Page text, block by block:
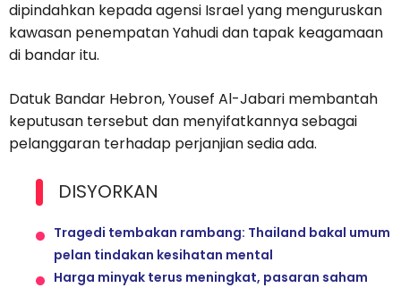
dipindahkan kepada agensi Israel yang menguruskan
kawasan penempatan Yahudi dan tapak keagamaan
di bandar itu.
Datuk Bandar Hebron, Yousef Al-Jabari membantah
keputusan tersebut dan menyifatkannya sebagai
pelanggaran terhadap perjanjian sedia ada.
DISYORKAN
Tragedi tembakan rambang: Thailand bakal umum
pelan tindakan kesihatan mental
Harga minyak terus meningkat, pasaran saham